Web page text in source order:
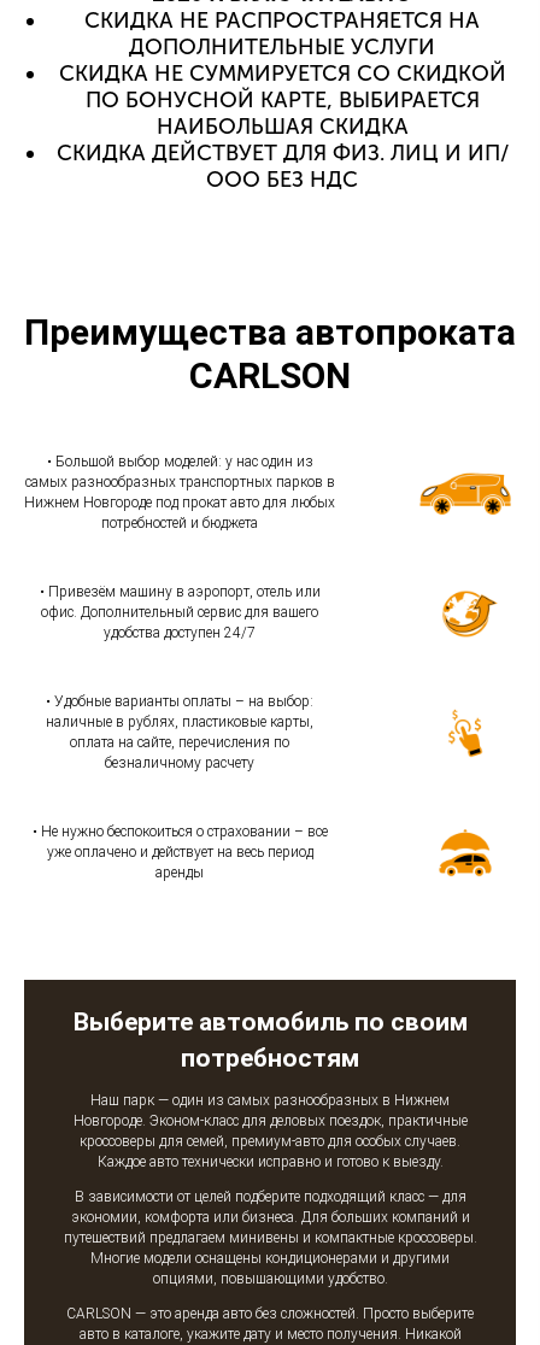
СКИДКА НЕ РАСПРОСТРАНЯЕТСЯ НА
ДОПОЛНИТЕЛЬНЫЕ УСЛУГИ
СКИДКА НЕ СУММИРУЕТСЯ СО СКИДКОЙ
ПО БОНУСНОЙ КАРТЕ, ВЫБИРАЕТСЯ
НАИБОЛЬШАЯ СКИДКА
СКИДКА ДЕЙСТВУЕТ ДЛЯ ФИЗ. ЛИЦ И ИП/
ООО БЕЗ НДС
Преимущества автопроката
CARLSON
• Большой выбор моделей: у нас один из
самых разнообразных транспортных парков в
Нижнем Новгороде под прокат авто для любых
потребностей и бюджета
• Привезём машину в аэропорт, отель или
офис. Дополнительный сервис для вашего
удобства доступен 24/7
• Удобные варианты оплаты – на выбор:
наличные в рублях, пластиковые карты,
оплата на сайте, перечисления по
безналичному расчету
• Не нужно беспокоиться о страховании – все
уже оплачено и действует на весь период
аренды
Выберите автомобиль по своим
потребностям
Наш парк — один из самых разнообразных в Нижнем
Новгороде. Эконом-класс для деловых поездок, практичные
кроссоверы для семей, премиум-авто для особых случаев.
Каждое авто технически исправно и готово к выезду.
В зависимости от целей подберите подходящий класс — для
экономии, комфорта или бизнеса. Для больших компаний и
путешествий предлагаем минивены и компактные кроссоверы.
Многие модели оснащены кондиционерами и другими
опциями, повышающими удобство.
CARLSON — это аренда авто без сложностей. Просто выберите
авто в каталоге, укажите дату и место получения. Никакой